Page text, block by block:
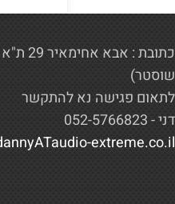
כתובת :
שוסטר)
לתאום פגישה נא להתקשר
דני - 052-5766823
extreme.co.il